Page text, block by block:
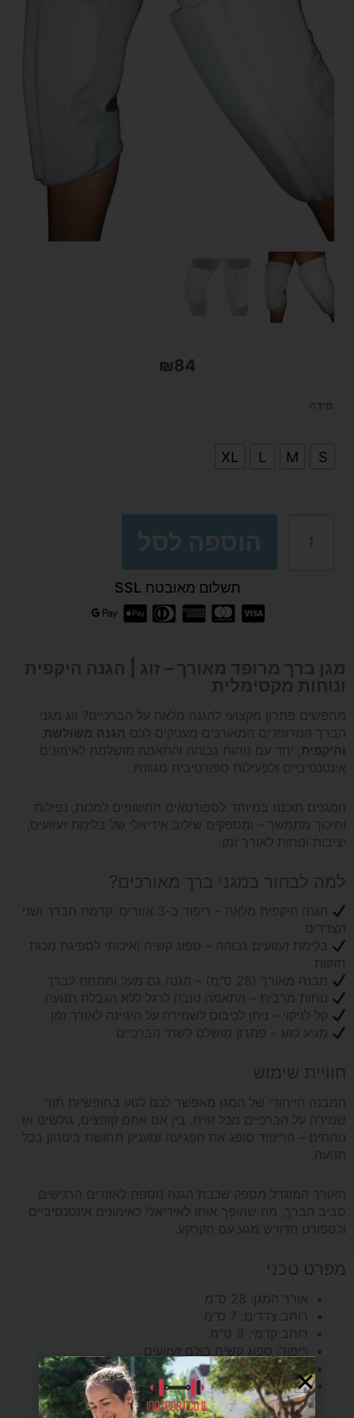
₪84
מידה
S
M
L
XL
כמות
הוספה לסל
תשלום מאובטח SSL
מגן ברך מרופד מאורך – זוג | הגנה היקפית
ונוחות מקסימלית
מחפשים פתרון מקצועי להגנה מלאה על הברכיים? זוג מגני
הברך המרופדים המאורכים מעניקים לכם הגנה משולשת
והיקפית , יחד עם נוחות גבוהה והתאמה מושלמת לאימונים
אינטנסיביים ולפעילות ספורטיבית מגוונת.
המגנים תוכננו במיוחד לספורטאים החשופים למכות, נפילות
וחיכוך מתמשך – ומספקים שילוב אידיאלי של בלימת זעזועים,
יציבות ונוחות לאורך זמן.
למה לבחור במגני ברך מאורכים?
הגנה היקפית מלאה – ריפוד ב-3 אזורים: קדמת הברך ושני
הצדדים
בלימת זעזועים גבוהה – ספוג קשיח ואיכותי לספיגת מכות
חזקות
מבנה מאורך (28 ס"מ) – הגנה גם מעל ומתחת לברך
נוחות מרבית – התאמה טובה לרגל ללא הגבלת תנועה
קל לניקוי – ניתן לכיבוס לשמירה על היגיינה לאורך זמן
מגיע כזוג – פתרון מושלם לשתי הברכיים
חוויית שימוש
המבנה הייחודי של המגן מאפשר לכם לנוע בחופשיות תוך
שמירה על הברכיים מכל זווית. בין אם אתם קופצים, גולשים או
נוחתים – הריפוד סופג את הפגיעה ומעניק תחושת ביטחון בכל
תנועה.
האורך המוגדל מספק שכבת הגנה נוספת לאזורים הרגישים
סביב הברך, מה שהופך אותו לאידיאלי לאימונים אינטנסיביים
ולספורט הדורש מגע עם הקרקע.
מפרט טכני
אורך המגן: 28 ס"מ
רוחב צדדים: 7 ס"מ
רוחב קדמי: 9 ס"מ
ריפוד: ספוג קשיח בולם זעזועים
צבע: לבן
מידות: S | M | L | XL